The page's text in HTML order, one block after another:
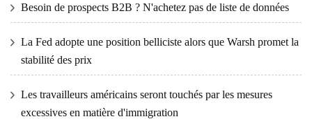
Besoin de prospects B2B ? N'achetez pas de liste de données
La Fed adopte une position belliciste alors que Warsh promet la
stabilité des prix
Les travailleurs américains seront touchés par les mesures
excessives en matière d'immigration